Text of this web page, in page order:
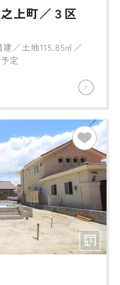
上町／３区
／土地115.85㎡／
定